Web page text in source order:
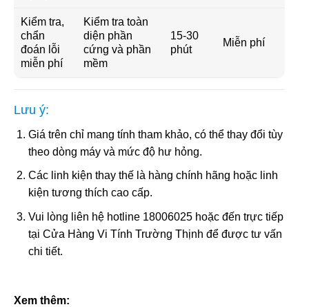
Kiểm tra,
chẩn
đoán lỗi
miễn phí
Kiểm tra toàn
diện phần
cứng và phần
mềm
15-30
phút
Miễn phí
Lưu ý:
Giá trên chỉ mang tính tham khảo, có thể thay đổi tùy
theo dòng máy và mức độ hư hỏng.
Các linh kiện thay thế là hàng chính hãng hoặc linh
kiện tương thích cao cấp.
Vui lòng liên hệ hotline 18006025 hoặc đến trực tiếp
tại Cửa Hàng Vi Tính Trường Thịnh để được tư vấn
chi tiết.
Xem thêm: